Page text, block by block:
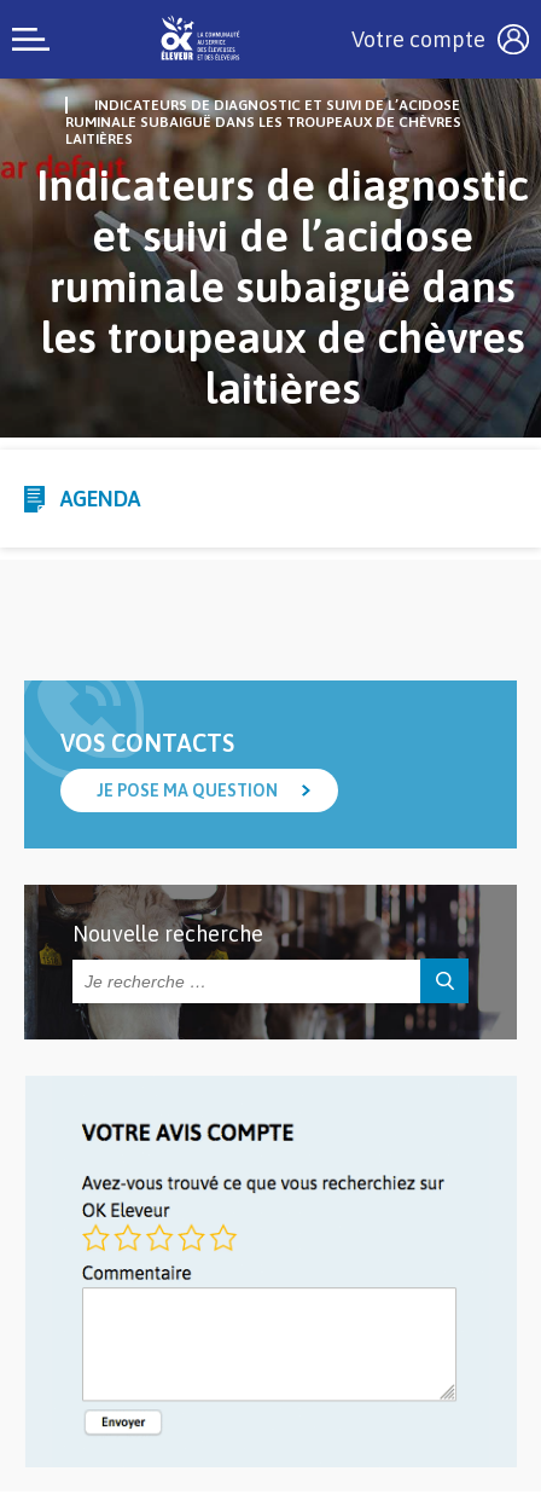
Votre compte
INDICATEURS DE DIAGNOSTIC ET SUIVI DE L’ACIDOSE
RUMINALE SUBAIGUË DANS LES TROUPEAUX DE CHÈVRES
LAITIÈRES
Indicateurs de diagnostic
et suivi de l’acidose
ruminale subaiguë dans
les troupeaux de chèvres
laitières
AGENDA
VOS CONTACTS
JE POSE MA QUESTION
Nouvelle recherche